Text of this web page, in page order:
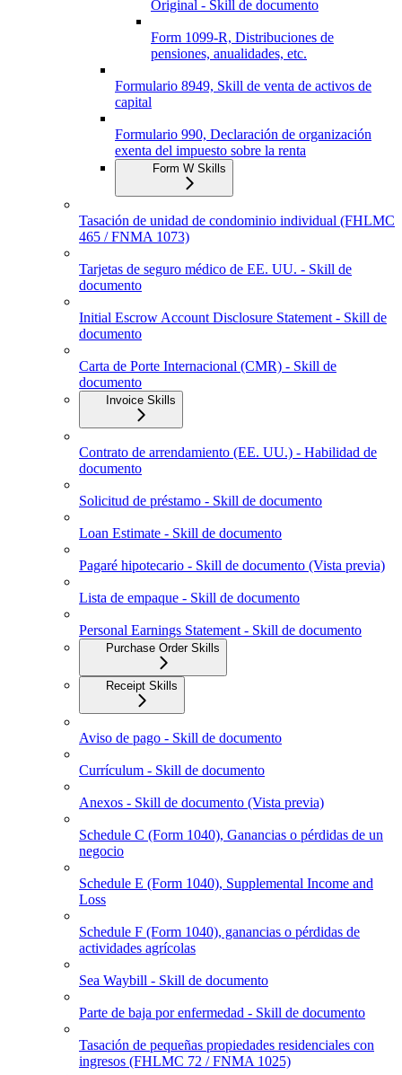
Original - Skill de documento
Form 1099-R, Distribuciones de
pensiones, anualidades, etc.
Formulario 8949, Skill de venta de activos de
capital
Formulario 990, Declaración de organización
exenta del impuesto sobre la renta
Form W Skills
Tasación de unidad de condominio individual (FHLMC
465 / FNMA 1073)
Tarjetas de seguro médico de EE. UU. - Skill de
documento
Initial Escrow Account Disclosure Statement - Skill de
documento
Carta de Porte Internacional (CMR) - Skill de
documento
Invoice Skills
Contrato de arrendamiento (EE. UU.) - Habilidad de
documento
Solicitud de préstamo - Skill de documento
Loan Estimate - Skill de documento
Pagaré hipotecario - Skill de documento (Vista previa)
Lista de empaque - Skill de documento
Personal Earnings Statement - Skill de documento
Purchase Order Skills
Receipt Skills
Aviso de pago - Skill de documento
Currículum - Skill de documento
Anexos - Skill de documento (Vista previa)
Schedule C (Form 1040), Ganancias o pérdidas de un
negocio
Schedule E (Form 1040), Supplemental Income and
Loss
Schedule F (Form 1040), ganancias o pérdidas de
actividades agrícolas
Sea Waybill - Skill de documento
Parte de baja por enfermedad - Skill de documento
Tasación de pequeñas propiedades residenciales con
ingresos (FHLMC 72 / FNMA 1025)